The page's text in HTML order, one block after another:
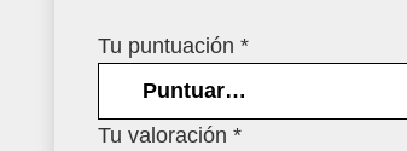
Tu puntuación *
Tu valoración *